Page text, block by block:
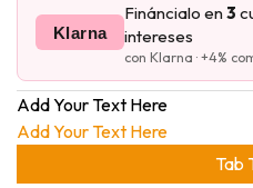
Klarna
Fináncialo en3
intereses
con Klarna · +4%
Add Your Text Here
Add Your Text Here
Tab